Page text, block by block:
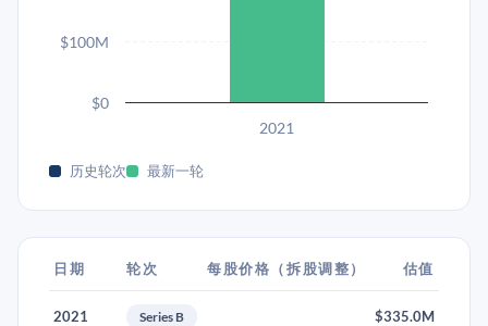
2021
$0
$100M
历史轮次 最新一轮
日期 轮次 每股价格（拆股调整） 估值
2021 Series B $335.0M